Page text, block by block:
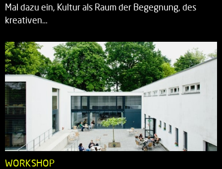
Mal dazu ein, Kultur als Raum der Begegnung, des
kreativen…
WORKSHOP